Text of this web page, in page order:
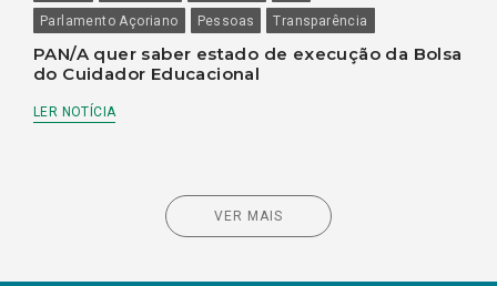
Parlamento Açoriano
Pessoas Transparência
PAN/A quer saber estado de execução da Bolsa
do Cuidador Educacional
LER NOTÍCIA
VER MAIS